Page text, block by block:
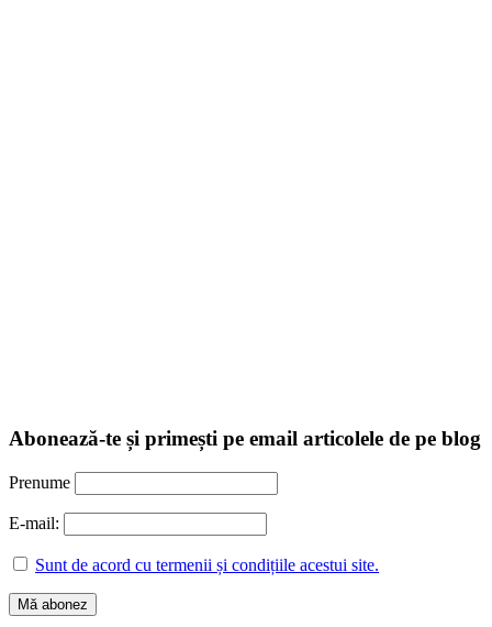
Abonează-te și primești pe email articolele de pe blog
Prenume
E-mail:
Sunt de acord cu termenii și condițiile acestui site.